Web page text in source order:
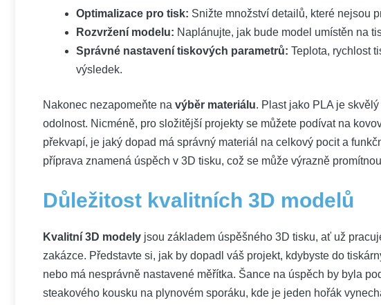
Optimalizace pro tisk: Snižte množství detailů, které nejsou
Rozvržení modelu: Naplánujte, jak bude model umístěn na
Správné nastavení tiskových parametrů: Teplota, rychlost
výsledek.
Nakonec nezapomeňte na výběr materiálu. Plast jako PLA je
odolnost. Nicméně, pro složitější projekty se můžete podívat na
překvapí, je jaký dopad má správný materiál na celkový pocit a
příprava znamená úspěch v 3D tisku, což se může výrazně
Důležitost kvalitních 3D modelů
Kvalitní 3D modely jsou základem úspěšného 3D tisku, ať už
zakázce. Představte si, jak by dopadl váš projekt, kdybyste do
nebo má nesprávně nastavené měřítka. Šance na úspěch by byla
steakového kousku na plynovém sporáku, kde je jeden hořák